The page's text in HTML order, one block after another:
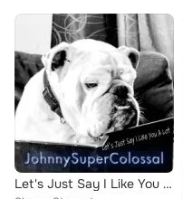
Let's Just Say I Like You a Lot